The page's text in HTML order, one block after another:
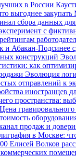
в России
выгоднее закупать
сбора данных для
с
и Абакан-Подсинее
конструкций
как
Эволюция
отправлений к
иностранцев
пространства:
Цена
продаж и
в Москве:
Елисей Волков